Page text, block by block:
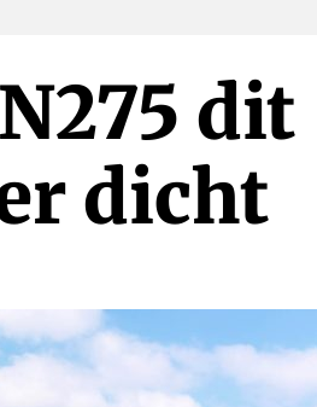
dit
dicht